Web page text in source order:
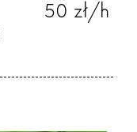
50 zł/h